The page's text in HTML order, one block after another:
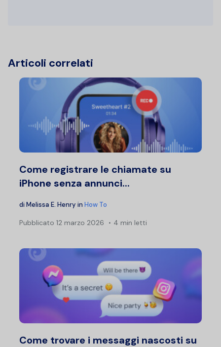
Articoli correlati
Come registrare le chiamate su
iPhone senza annunci...
di Melissa E. Henry in How To
Pubblicato 12 marzo 2026 4 min letti
Come trovare i messaggi nascosti su